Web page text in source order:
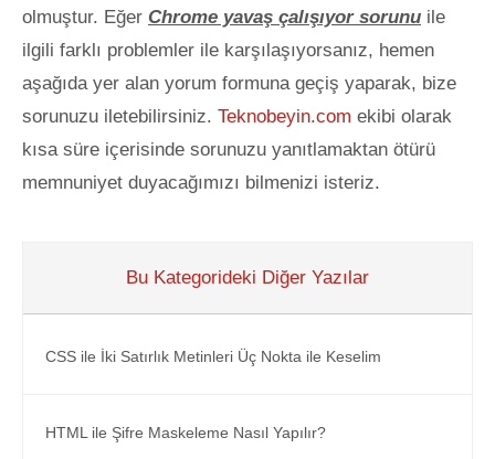
olmuştur. Eğer Chrome yavaş çalışıyor sorunu ile
ilgili farklı problemler ile karşılaşıyorsanız, hemen
aşağıda yer alan yorum formuna geçiş yaparak, bize
sorunuzu iletebilirsiniz. Teknobeyin.com ekibi olarak
kısa süre içerisinde sorunuzu yanıtlamaktan ötürü
memnuniyet duyacağımızı bilmenizi isteriz.
Bu Kategorideki Diğer Yazılar
CSS ile İki Satırlık Metinleri Üç Nokta ile Keselim
HTML ile Şifre Maskeleme Nasıl Yapılır?